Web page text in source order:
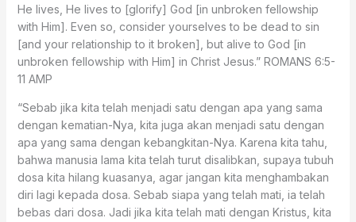
He lives, He lives to [glorify] God [in unbroken fellowship
with Him]. Even so, consider yourselves to be dead to sin
[and your relationship to it broken], but alive to God [in
unbroken fellowship with Him] in Christ Jesus.” ROMANS‬ ‭6:5-
11‬ ‭AMP‬‬
“Sebab jika kita telah menjadi satu dengan apa yang sama
dengan kematian-Nya, kita juga akan menjadi satu dengan
apa yang sama dengan kebangkitan-Nya. Karena kita tahu,
bahwa manusia lama kita telah turut disalibkan, supaya tubuh
dosa kita hilang kuasanya, agar jangan kita menghambakan
diri lagi kepada dosa. Sebab siapa yang telah mati, ia telah
bebas dari dosa. Jadi jika kita telah mati dengan Kristus, kita